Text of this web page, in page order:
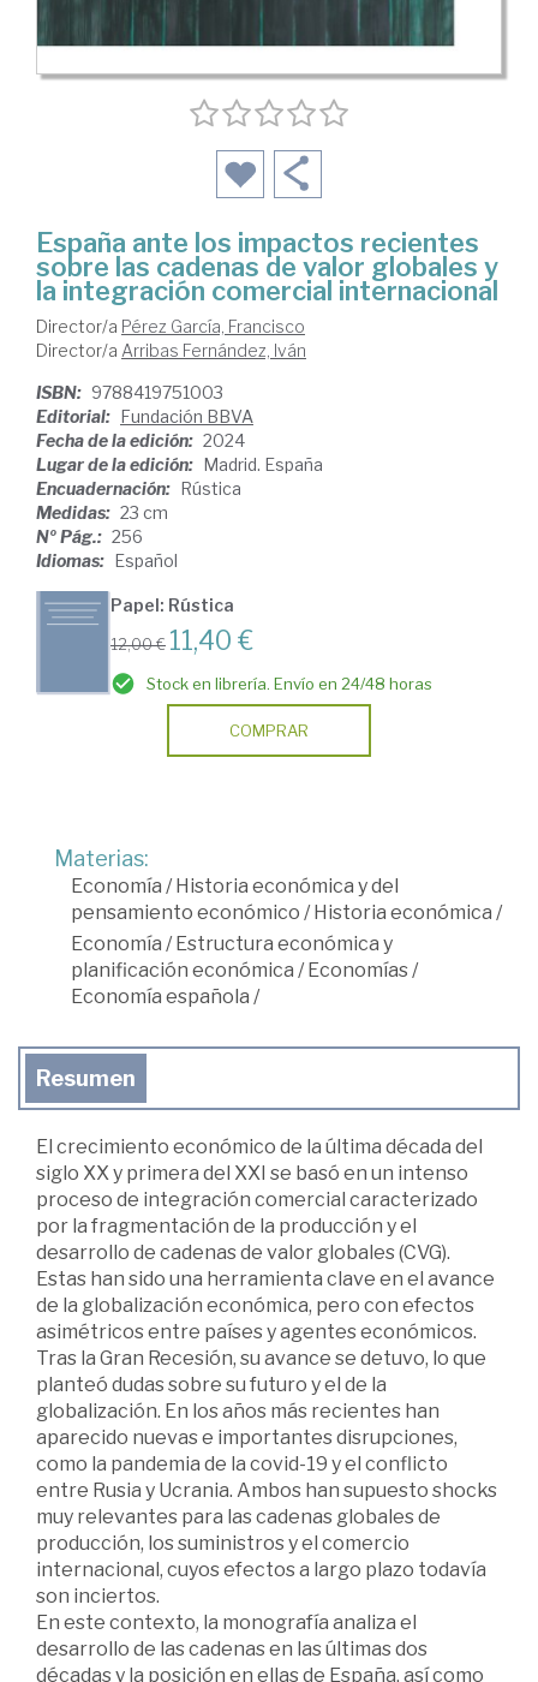
España ante los impactos recientes
sobre las cadenas de valor globales y
la integración comercial internacional
Director/a Pérez García, Francisco
Director/a Arribas Fernández, Iván
ISBN: 9788419751003
Editorial: Fundación BBVA
Fecha de la edición: 2024
Lugar de la edición: Madrid. España
Encuadernación: Rústica
Medidas: 23 cm
Nº Pág.: 256
Idiomas: Español
Papel: Rústica
12,00 € 11,40 €
Stock en librería. Envío en 24/48 horas
COMPRAR
Materias:
Economía /Historia económica y del
pensamiento económico /Historia económica /
Economía /Estructura económica y
planificación económica /Economías /
Economía española /
Resumen
El crecimiento económico de la última década del
siglo XX y primera del XXI se basó en un intenso
proceso de integración comercial caracterizado
por la fragmentación de la producción y el
desarrollo de cadenas de valor globales (CVG).
Estas han sido una herramienta clave en el avance
de la globalización económica, pero con efectos
asimétricos entre países y agentes económicos.
Tras la Gran Recesión, su avance se detuvo, lo que
planteó dudas sobre su futuro y el de la
globalización. En los años más recientes han
aparecido nuevas e importantes disrupciones,
como la pandemia de la covid-19 y el conflicto
entre Rusia y Ucrania. Ambos han supuesto shocks
muy relevantes para las cadenas globales de
producción, los suministros y el comercio
internacional, cuyos efectos a largo plazo todavía
son inciertos.
En este contexto, la monografía analiza el
desarrollo de las cadenas en las últimas dos
décadas y la posición en ellas de España, así como